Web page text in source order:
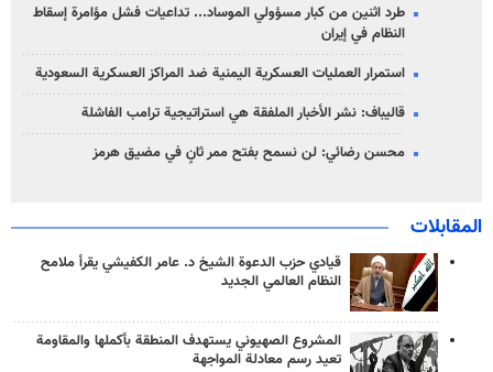
طرد اثنين من كبار مسؤولي الموساد... تداعيات فشل مؤامرة إسقاط
النظام في إيران
استمرار العمليات العسكرية اليمنية ضد المراكز العسكرية السعودية
قاليباف: نشر الأخبار الملفقة هي استراتيجية ترامب الفاشلة
محسن رضائي: لن نسمح بفتح ممر ثانٍ في مضيق هرمز
المقابلات
قيادي حزب الدعوة الشيخ د. عامر الكفيشي يقرأ ملامح
النظام العالمي الجديد
المشروع الصهيوني يستهدف المنطقة بأكملها والمقاومة
تعيد رسم معادلة المواجهة